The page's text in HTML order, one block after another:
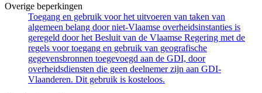
Overige beperkingen
Toegang en gebruik voor het uitvoeren van taken van
algemeen belang door niet-Vlaamse overheidsinstanties is
geregeld door het Besluit van de Vlaamse Regering met de
regels voor toegang en gebruik van geografische
gegevensbronnen toegevoegd aan de GDI, door
overheidsdiensten die geen deelnemer zijn aan GDI-
Vlaanderen. Dit gebruik is kosteloos.